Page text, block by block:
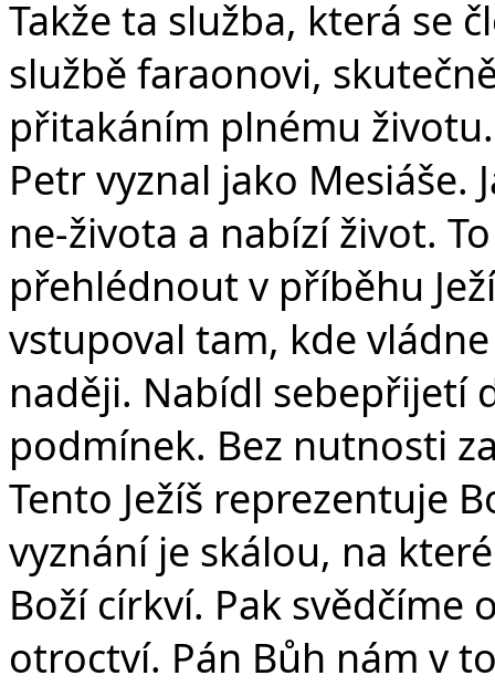
Takže ta služba, která se
službě faraonovi,
přitakáním plnému
Petr vyznal jako Mesiáše.
ne-života a nabízí život.
přehlédnout v příběhu
vstupoval tam, kde
naději. Nabídl sebepřijetí
podmínek. Bez nutnosti
Tento Ježíš reprezentuje
vyznání je skálou, na
Boží církví. Pak svědčíme
otroctví. Pán Bůh nám v